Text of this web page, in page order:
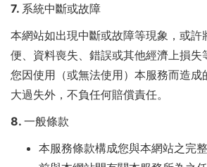
7. 系統中斷或故障
本網站如出現中斷或故障等現象，或許
便、資料喪失、錯誤或其他經濟上損失
您因使用（或無法使用）本服務而造成
大過失外，不負任何賠償責任。
8. 一般條款
本服務條款構成您與本網站之完